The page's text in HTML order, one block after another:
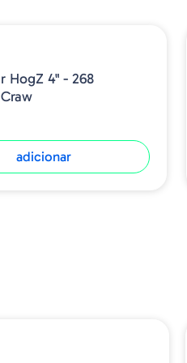
HogZ 4" - 268
adicionar